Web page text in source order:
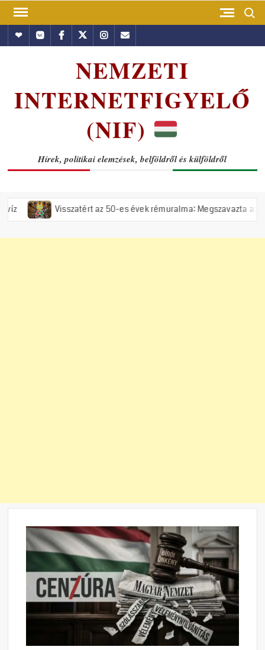
Skip
contentHundubVkontakte
Facebook
TwitterInstagram
Email
NEMZETI
INTERNETFIGYELŐ
(NIF)
Hírek, politikai elemzések, belföldről és külföldről
az 50-es évek rémuralma: Megszavazta az országgyűlés